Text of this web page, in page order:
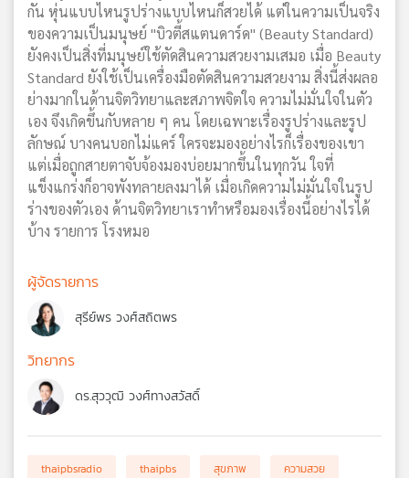
กัน หุ่นแบบไหนรูปร่างแบบไหนก็สวยได้ แต่ในความเป็นจริง
ของความเป็นมนุษย์ "บิวตี้สแตนดาร์ด" (Beauty Standard)
ยังคงเป็นสิ่งที่มนุษย์ใช้ตัดสินความสวยงามเสมอ เมื่อ Beauty
Standard ยังใช้เป็นเครื่องมือตัดสินความสวยงาม สิ่งนี้ส่งผลอ
ย่างมากในด้านจิตวิทยาและสภาพจิตใจ ความไม่มั่นใจในตัว
เอง จึงเกิดขึ้นกับหลาย ๆ คน โดยเฉพาะเรื่องรูปร่างและรูป
ลักษณ์ บางคนบอกไม่แคร์ ใครจะมองอย่างไรก็เรื่องของเขา
แต่เมื่อถูกสายตาจับจ้องมองบ่อยมากขึ้นในทุกวัน ใจที่
แข็งแกร่งก็อาจพังทลายลงมาได้ เมื่อเกิดความไม่มั่นใจในรูป
ร่างของตัวเอง ด้านจิตวิทยาเราทำหรือมองเรื่องนี้อย่างไรได้
บ้าง รายการ โรงหมอ
ผู้จัดรายการ
สุรีย์พร วงศ์สถิตพร
วิทยากร
ดร.สุววุฒิ วงศ์ทางสวัสดิ์
thaipbsradio thaipbs สุขภาพ
ความสวย